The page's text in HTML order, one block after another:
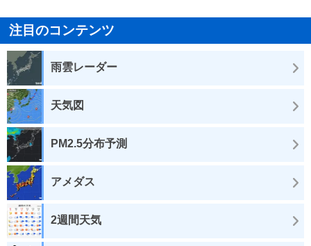
注目のコンテンツ
雨雲レーダー
天気図
PM2.5分布予測
アメダス
2週間天気